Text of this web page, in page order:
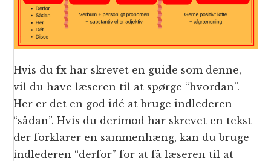
Hvis du fx har skrevet en guide som denne,
vil du have læseren til at spørge “hvordan”.
Her er det en god idé at bruge indlederen
“sådan”. Hvis du derimod har skrevet en tekst
der forklarer en sammenhæng, kan du bruge
indlederen “derfor” for at få læseren til at